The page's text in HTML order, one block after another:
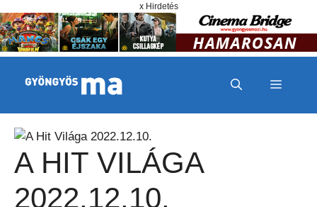
x Hirdetés
MENÜ
A HIT VILÁGA
2022.12.10.